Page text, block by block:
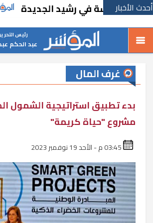
أحدث الأخبارفي رشيد الجديدة
رئيس
عبد الحكم
غرف المال
بدء تطبيق استراتيجية الشمول
مشروع "حياة كريمة"